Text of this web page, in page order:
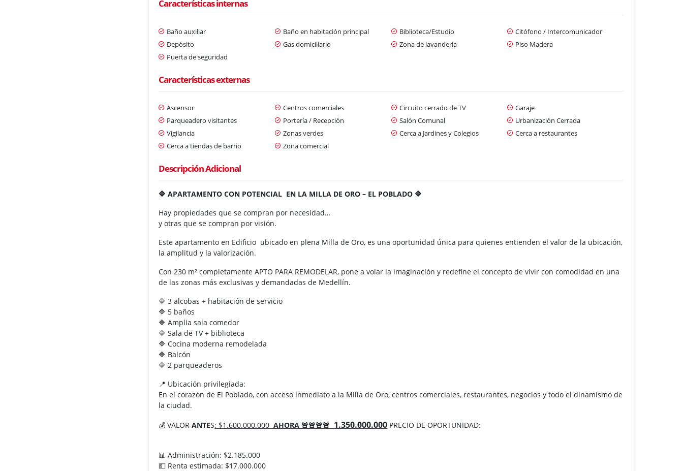
Características internas
Baño auxiliar Baño en habitación principal Biblioteca/Estudio
Citófono / Intercomunicador
Depósito
Gas domiciliario Zona de lavandería
Piso Madera
Puerta de seguridad
Características externas
Ascensor Centros comerciales Circuito cerrado de TV
Garaje
Parqueadero visitantes
Portería / Recepción Salón Comunal
Urbanización Cerrada
Vigilancia
Zonas verdes Cerca a Jardines y Colegios
Cerca a restaurantes
Cerca a tiendas de barrio
Zona comercial
Descripción Adicional
🔷 APARTAMENTO CON POTENCIAL EN LA MILLA DE ORO – EL POBLADO 🔷
Hay propiedades que se compran por necesidad…
y otras que se compran por visión.
Este apartamento en Edificio ubicado en plena Milla de Oro, es una oportunidad única para quienes entienden el valor de la ubicación,
la amplitud y la valorización.
Con 230 m² completamente APTO PARA REMODELAR, pone a volar la imaginación y redefine el concepto de vivir con comodidad en una
de las zonas más exclusivas y demandadas de Medellín.
🔷 3 alcobas + habitación de servicio
🔷 5 baños
🔷 Amplia sala comedor
🔷 Sala de TV + biblioteca
🔷 Cocina moderna remodelada
🔷 Balcón
🔷 2 parqueaderos
📍 Ubicación privilegiada:
En el corazón de El Poblado, con acceso inmediato a la Milla de Oro, centros comerciales, restaurantes, negocios y todo el dinamismo de
la ciudad.
💰 VALORANTES: $1.600.000.000 AHORA 🚨🚨🚨🚨 1.350.000.000 PRECIO DE OPORTUNIDAD:
📊 Administración: $2.185.000
💵 Renta estimada: $17.000.000